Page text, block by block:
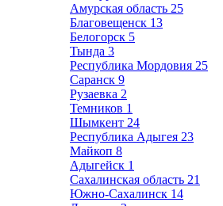
Амурская область 25
Благовещенск 13
Белогорск 5
Тында 3
Республика Мордовия 25
Саранск 9
Рузаевка 2
Темников 1
Шымкент 24
Республика Адыгея 23
Майкоп 8
Адыгейск 1
Сахалинская область 21
Южно-Сахалинск 14